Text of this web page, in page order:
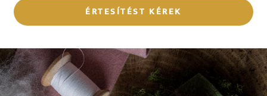
ÉRTESÍTÉST KÉREK